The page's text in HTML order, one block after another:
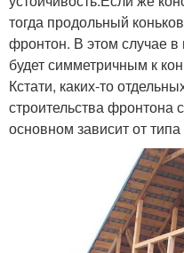
тогда продольный
фронтон. В этом случае
будет симметричным к
Кстати, каких-то
строительства фронтона
основном зависит от